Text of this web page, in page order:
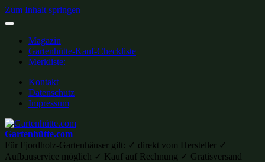
Zum Inhalt springen
Magazin
Gartenhütte-Kauf-Checkliste
Merkliste:
Kontakt
Datenschutz
Impressum
Gartenhütte.com
Für Fjordholz-Gartenhäuser gilt: ✓ direkt vom Hersteller ✓
Aufbauservice möglich ✓ Kauf auf Rechnung ✓ Gratisversand